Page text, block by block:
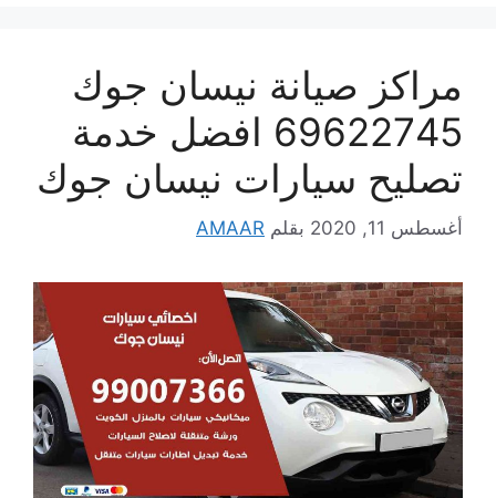
مراكز صيانة نيسان جوك
69622745 افضل خدمة
تصليح سيارات نيسان جوك
أغسطس 11, 2020 بقلم AMAAR